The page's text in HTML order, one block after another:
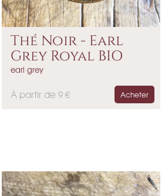
Thé Noir - Earl
Grey Royal BIO
earl grey
P
À partir de 9 € Acheter